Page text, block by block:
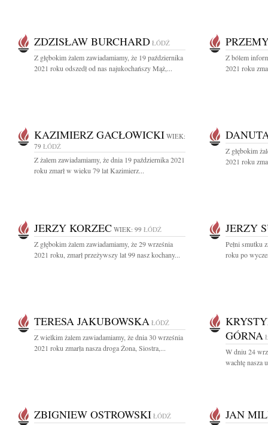
ZDZISŁAW BURCHARD ŁÓDŹ
Z głębokim żalem zawiadamiamy, że 19 października
2021 roku odszedł od nas najukochańszy Mąż,...
Z bólem
2021 roku
KAZIMIERZ GACŁOWICKI WIEK:
79 ŁÓDŹ
Z żalem zawiadamiamy, że dnia 19 października 2021
roku zmarł w wieku 79 lat Kazimierz...
Z głębokim
2021 roku
JERZY KORZEC WIEK: 99 ŁÓDŹ
Z głębokim żalem zawiadamiamy, że 29 września
2021 roku, zmarł przeżywszy lat 99 nasz kochany...
JERZY
Pełni smutku
roku po
TERESA JAKUBOWSKA ŁÓDŹ
Z wielkim żalem zawiadamiamy, że dnia 30 września
2021 roku zmarła nasza droga Żona, Siostra,...
GÓRNA
W dniu 24
wachtę nasza
ZBIGNIEW OSTROWSKI ŁÓDŹ JAN